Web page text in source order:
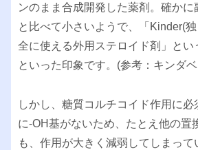
ンのまま合成開発した薬剤。確か
と比べて小さいようで、「Kinder(
全に使える外用ステロイド剤」とい
といった印象です。(参考：キンダ
しかし、糖質コルチコイド作用に必
に-OH基がないため、たとえ他の置
も、作用が大きく減弱してしまって